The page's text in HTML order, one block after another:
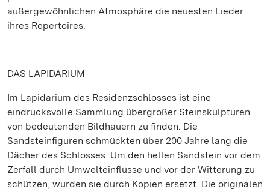
außergewöhnlichen Atmosphäre die neuesten Lieder
ihres Repertoires.
DAS LAPIDARIUM
Im Lapidarium des Residenzschlosses ist eine
eindrucksvolle Sammlung übergroßer Steinskulpturen
von bedeutenden Bildhauern zu finden. Die
Sandsteinfiguren schmückten über 200 Jahre lang die
Dächer des Schlosses. Um den hellen Sandstein vor dem
Zerfall durch Umwelteinflüsse und vor der Witterung zu
schützen, wurden sie durch Kopien ersetzt. Die originalen